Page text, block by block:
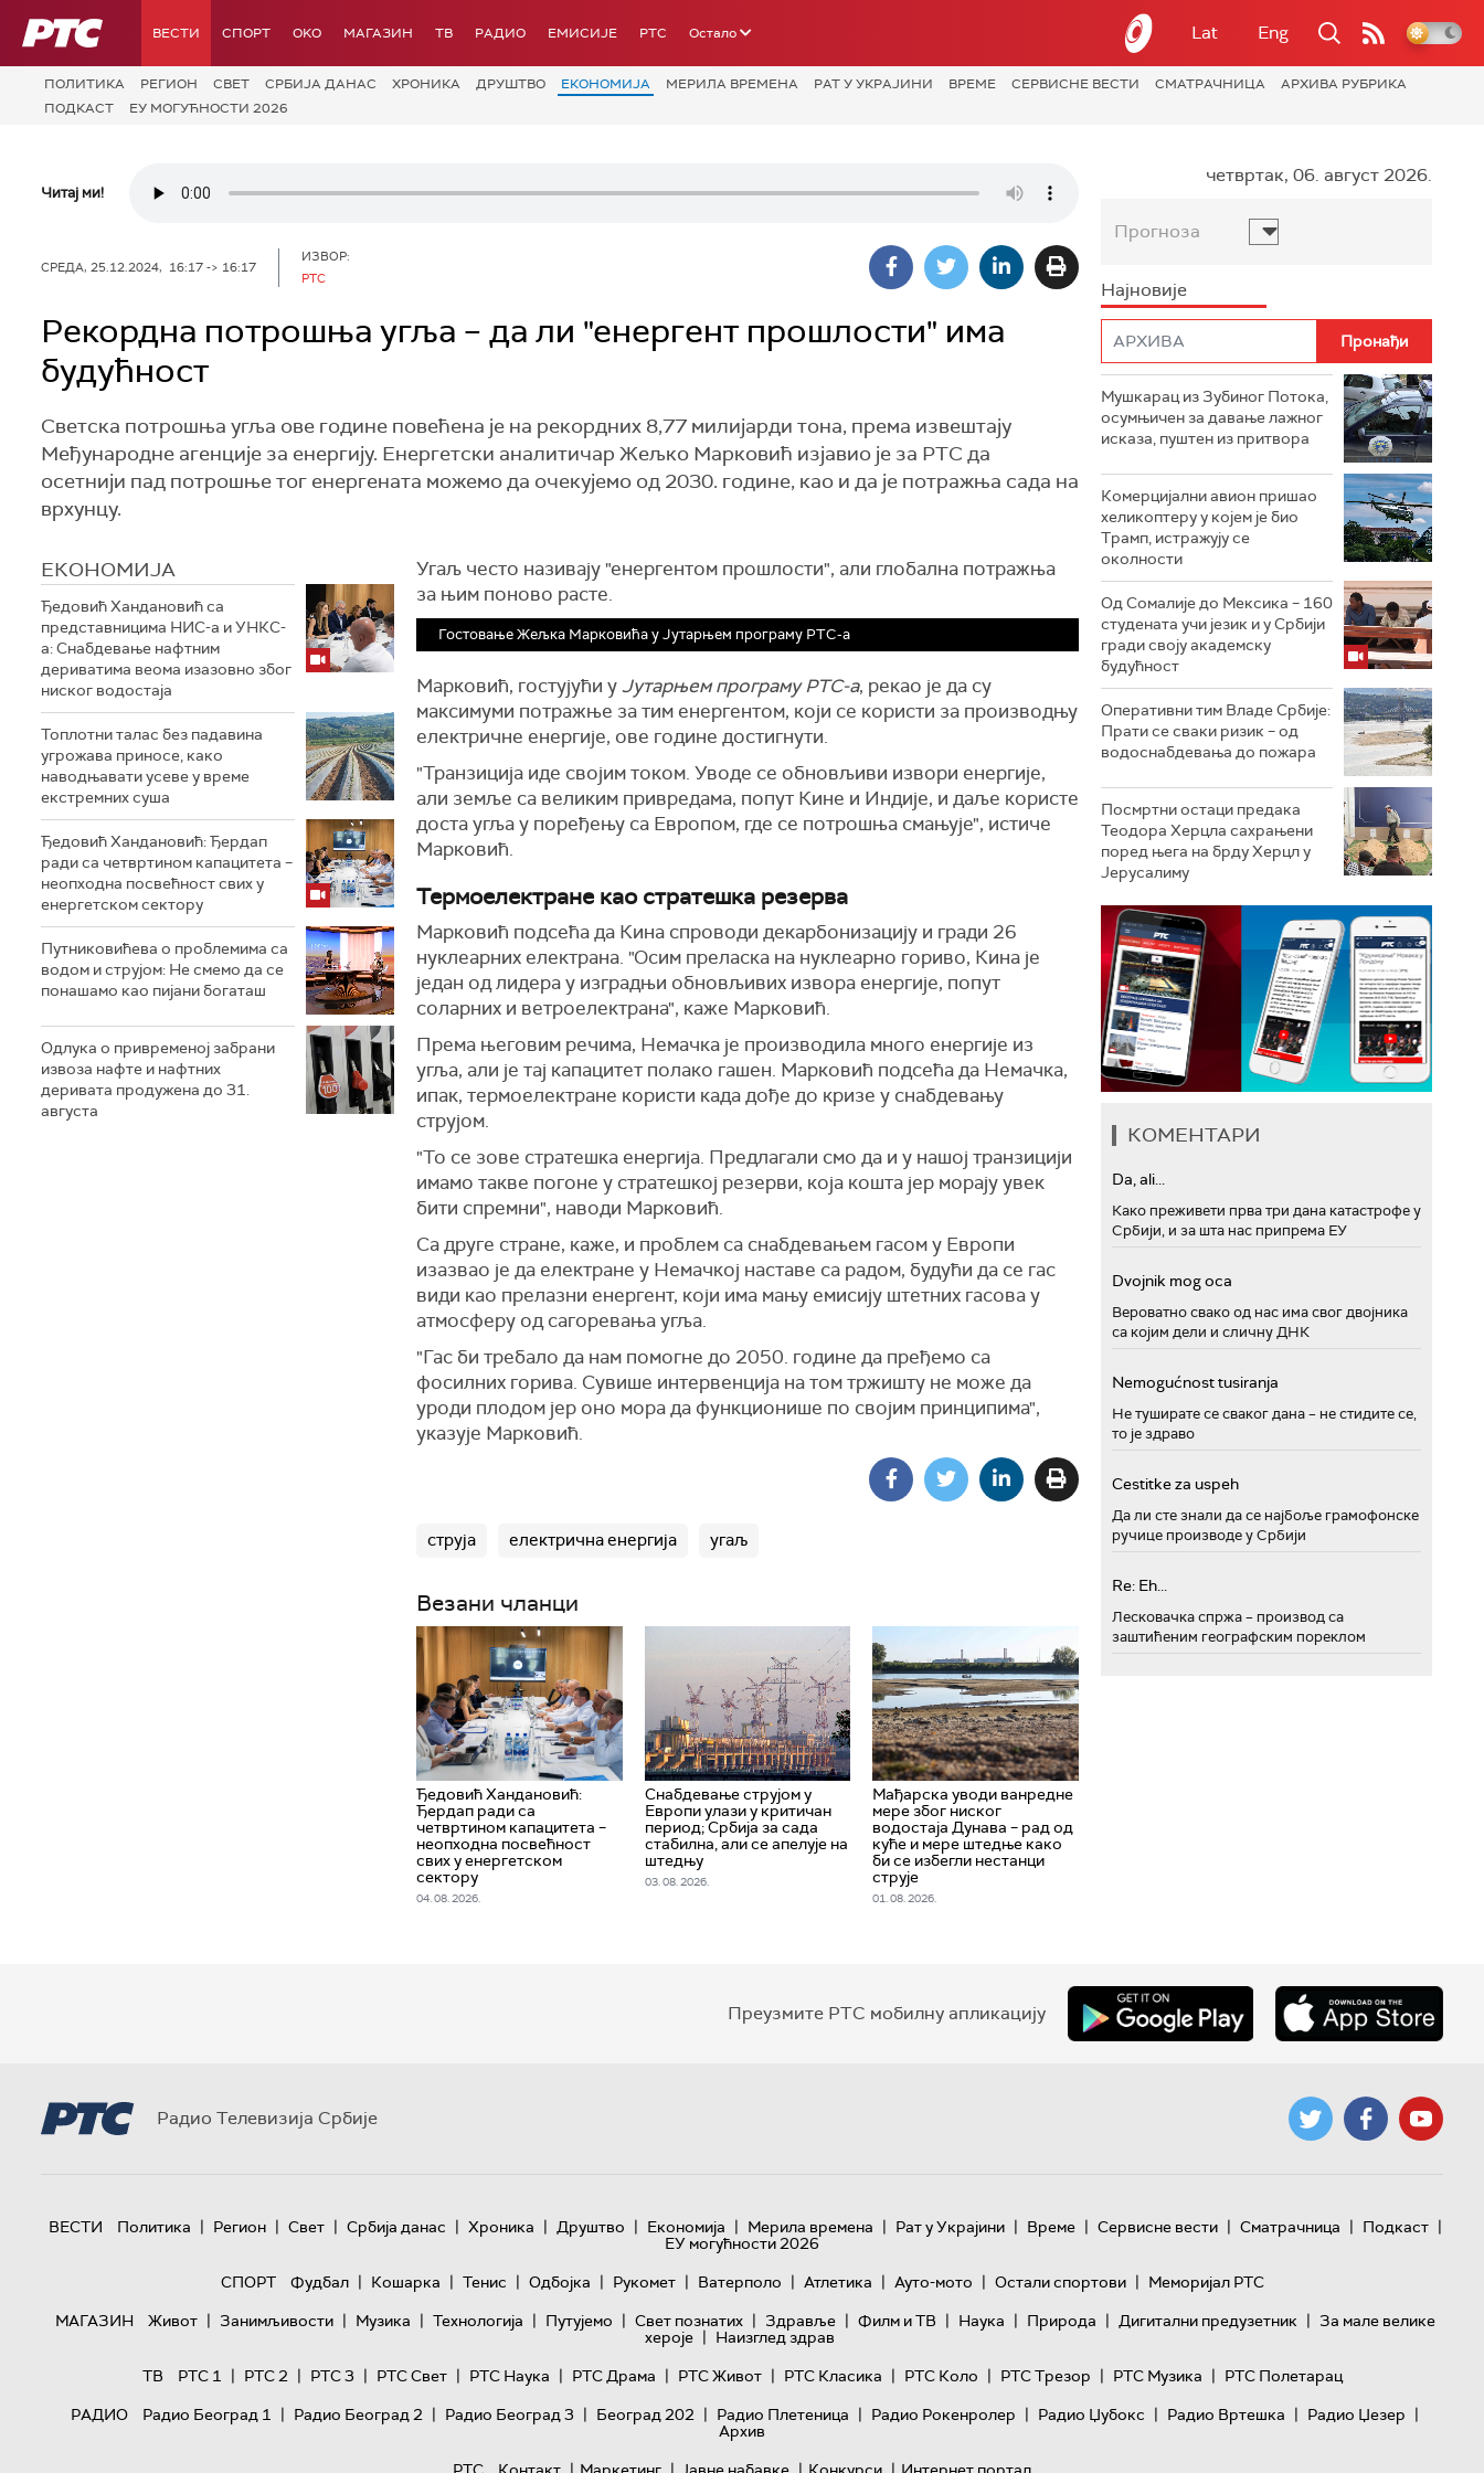
РТС ВЕСТИ СПОРТ OKO МАГАЗИН ТВ РАДИО ЕМИСИЈЕ РТС Остало Lat Eng
ПОЛИТИКА РЕГИОН СВЕТ СРБИЈА ДАНАС ХРОНИКА ДРУШТВО ЕКОНОМИЈА МЕРИЛА ВРЕМЕНА РАТ У УКРАЈИНИ ВРЕМЕ СЕРВИСНЕ ВЕСТИ СМАТРАЧНИЦА
АРХИВА РУБРИКА
ПОДКАСТ
ЕУ МОГУЋНОСТИ 2026
Читај ми!
СРЕДА, 25.12.2024, 16:17 -> 16:17
ИЗВОР:
РТС
Рекордна потрошња угља – да ли "енергент прошлости" има
будућност
Светска потрошња угља ове године повећена је на рекордних 8,77 милијарди тона, према извештају
Међународне агенције за енергију. Енергетски аналитичар Жељко Марковић изјавио је за РТС да
осетнији пад потрошње тог енергената можемо да очекујемо од 2030. године, као и да је потражња сада на
врхунцу.
ЕКОНОМИЈА
Ђедовић Хандановић са
представницима НИС-а и УНКС-
а: Снабдевање нафтним
дериватима веома изазовно због
ниског водостаја
Топлотни талас без падавина
угрожава приносе, како
наводњавати усеве у време
екстремних суша
Ђедовић Хандановић: Ђердап
ради са четвртином капацитета –
неопходна посвећност свих у
енергетском сектору
Путниковићева о проблемима са
водом и струјом: Не смемо да се
понашамо као пијани богаташ
Одлука о привременој забрани
извоза нафте и нафтних
деривата продужена до 31.
августа
Угаљ често називају "енергентом прошлости", али глобална потражња
за њим поново расте.
Гостовање Жељка Марковића у Јутарњем програму РТС-а
Марковић, гостујући у Јутарњем програму РТС-а, рекао је да су
максимуми потражње за тим енергентом, који се користи за производњу
електричне енергије, ове године достигнути.
"Транзиција иде својим током. Уводе се обновљиви извори енергије,
али земље са великим привредама, попут Кине и Индије, и даље користе
доста угља у поређењу са Европом, где се потрошња смањује", истиче
Марковић.
Термоелектране као стратешка резерва
Марковић подсећа да Кина спроводи декарбонизацију и гради 26
нуклеарних електрана. "Осим преласка на нуклеарно гориво, Кина је
један од лидера у изградњи обновљивих извора енергије, попут
соларних и ветроелектрана", каже Марковић.
Према његовим речима, Немачка је производила много енергије из
угља, али је тај капацитет полако гашен. Марковић подсећа да Немачка,
ипак, термоелектране користи када дође до кризе у снабдевању
струјом.
"То се зове стратешка енергија. Предлагали смо да и у нашој транзицији
имамо такве погоне у стратешкој резерви, која кошта јер морају увек
бити спремни", наводи Марковић.
Са друге стране, каже, и проблем са снабдевањем гасом у Европи
изазвао је да електране у Немачкој наставе са радом, будући да се гас
види као прелазни енергент, који има мању емисију штетних гасова у
атмосферу од сагоревања угља.
"Гас би требало да нам помогне до 2050. године да пређемо са
фосилних горива. Сувише интервенција на том тржишту не може да
уроди плодом јер оно мора да функционише по својим принципима",
указује Марковић.
струја електрична енергија угаљ
Везани чланци
Ђедовић Хандановић:
Ђердап ради са
четвртином капацитета –
неопходна посвећност
свих у енергетском
сектору
04. 08. 2026.
Снабдевање струјом у
Европи улази у критичан
период; Србија за сада
стабилна, али се апелује на
штедњу
03. 08. 2026.
Мађарска уводи ванредне
мере због ниског
водостаја Дунава – рад од
куће и мере штедње како
би се избегли нестанци
струје
01. 08. 2026.
четвртак, 06. август 2026.
Прогноза
Најновије
Мушкарац из Зубиног Потока,
осумњичен за давање лажног
исказа, пуштен из притвора
Комерцијални авион пришао
хеликоптеру у којем је био
Трамп, истражују се
околности
Од Сомалије до Мексика – 160
студената учи језик и у Србији
гради своју академску
будућност
Оперативни тим Владе Србије:
Прати се сваки ризик – од
водоснабдевања до пожара
Посмртни остаци предака
Теодора Херцла сахрањени
поред њега на брду Херцл у
Јерусалиму
КОМЕНТАРИ
Da, ali...
Како преживети прва три дана катастрофе у
Србији, и за шта нас припрема ЕУ
Dvojnik mog oca
Вероватно свако од нас има свог двојника
са којим дели и сличну ДНК
Nemogućnost tusiranja
Не туширате се сваког дана – не стидите се,
то је здраво
Cestitke za uspeh
Да ли сте знали да се најбоље грамофонске
ручице производе у Србији
Re: Eh...
Лесковачка спржа – производ са
заштићеним географским пореклом
Преузмите РТС мобилну апликацију
Радио Телевизија Србије
ВЕСТИ Политика | Регион | Свет | Србија данас | Хроника | Друштво | Економија | Мерила времена | Рат у Украјини | Време | Сервисне вести | Сматрачница | Подкаст |
ЕУ могућности 2026
СПОРТ
Фудбал | Кошарка | Тенис | Одбојка | Рукомет | Ватерполо | Атлетика | Ауто-мото | Остали спортови | Меморијал РТС
МАГАЗИН
Живот | Занимљивости | Музика | Технологијa | Путујемо | Свет познатих | Здравље | Филм и ТВ | Наука | Природа | Дигитални предузетник | За мале велике
хероје | Наизглед здрав
ТВ
РТС 1 | РТС 2 | РТС 3 | РТС Свет | РТС Наука | РТС Драма | РТС Живот | РТС Класика | РТС Коло | РТС Трезор | РТС Музика | РТС Полетарац
РАДИО
Радио Београд 1 | Радио Београд 2 | Радио Београд 3 | Београд 202 | Радио Плетеница | Радио Рокенролер | Радио Џубокс | Радио Вртешка | Радио Џезер |
Архив